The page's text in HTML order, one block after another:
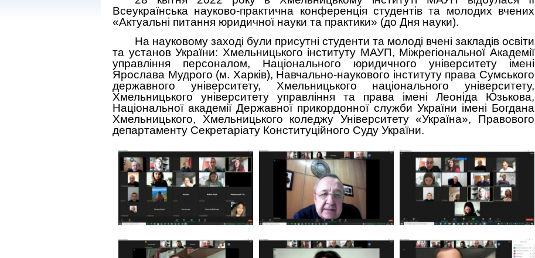
Всеукраїнська науково-практична конференція студентів та молодих вчених
«Актуальні питання юридичної науки та практики» (до Дня науки).
На науковому заході були присутні студенти та молоді вчені закладів освіти
та установ України: Хмельницького інституту МАУП, Міжрегіональної Академії
управління персоналом, Національного юридичного університету імені
Ярослава Мудрого (м. Харків), Навчально-наукового інституту права Сумського
державного університету, Хмельницького національного університету,
Хмельницького університету управління та права імені Леоніда Юзькова,
Національної академії Державної прикордонної служби України імені Богдана
Хмельницького, Хмельницького коледжу Університету «Україна», Правового
департаменту Секретаріату Конституційного Суду України.